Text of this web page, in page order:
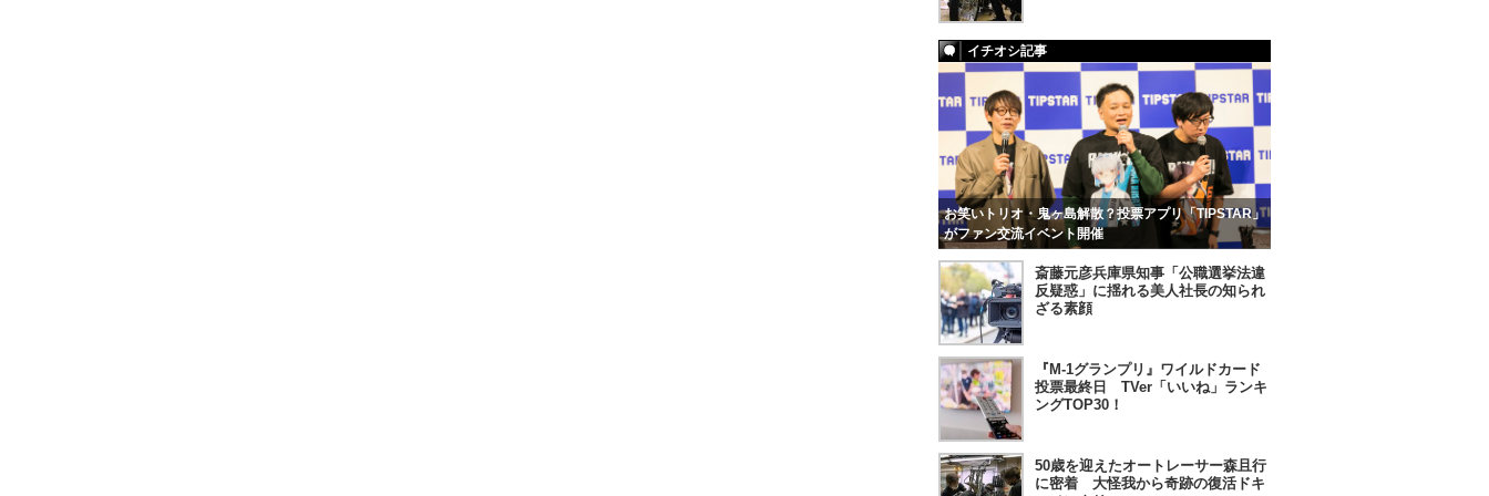
イチオシ記事
お笑いトリオ・鬼ヶ島解散？投票アプリ「TIPSTAR」
がファン交流イベント開催
斎藤元彦兵庫県知事「公職選挙法違
反疑惑」に揺れる美人社長の知られ
ざる素顔
『M-1グランプリ』ワイルドカード
投票最終日 TVer「いいね」ランキ
ングTOP30！
50歳を迎えたオートレーサー森且行
に密着 大怪我から奇跡の復活ドキ